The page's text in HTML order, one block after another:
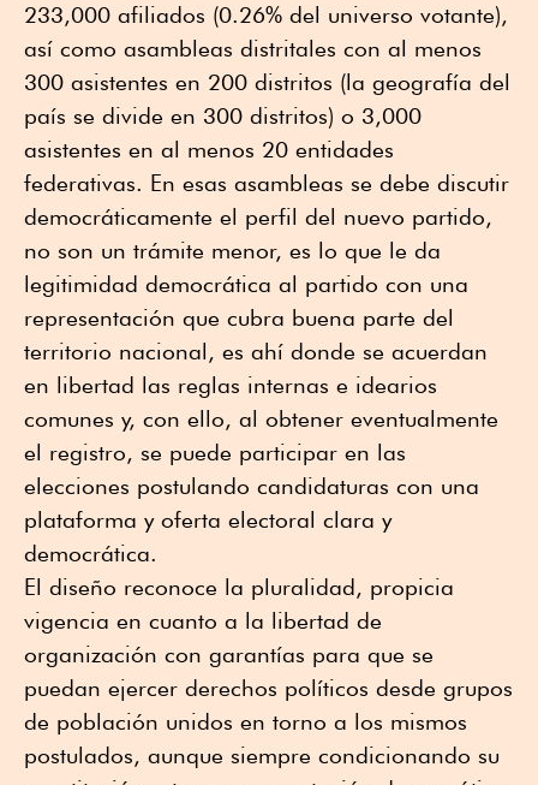
233,000 afiliados (0.26% del universo votante),
así como asambleas distritales con al menos
300 asistentes en 200 distritos (la geografía del
país se divide en 300 distritos) o 3,000
asistentes en al menos 20 entidades
federativas. En esas asambleas se debe discutir
democráticamente el perfil del nuevo partido,
no son un trámite menor, es lo que le da
legitimidad democrática al partido con una
representación que cubra buena parte del
territorio nacional, es ahí donde se acuerdan
en libertad las reglas internas e idearios
comunes y, con ello, al obtener eventualmente
el registro, se puede participar en las
elecciones postulando candidaturas con una
plataforma y oferta electoral clara y
democrática.
El diseño reconoce la pluralidad, propicia
vigencia en cuanto a la libertad de
organización con garantías para que se
puedan ejercer derechos políticos desde grupos
de población unidos en torno a los mismos
postulados, aunque siempre condicionando su